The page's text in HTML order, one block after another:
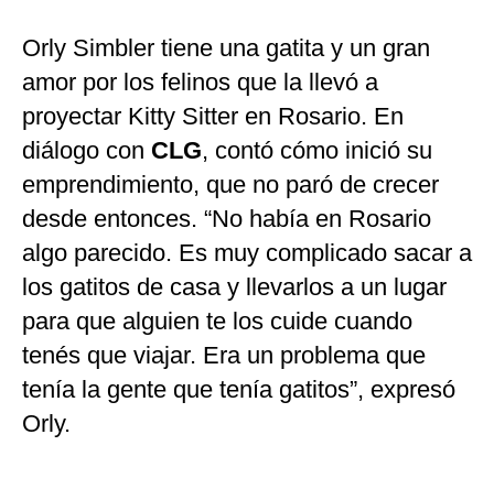
Orly Simbler tiene una gatita y un gran
amor por los felinos que la llevó a
proyectar Kitty Sitter en Rosario. En
diálogo con CLG, contó cómo inició su
emprendimiento, que no paró de crecer
desde entonces. “No había en Rosario
algo parecido. Es muy complicado sacar a
los gatitos de casa y llevarlos a un lugar
para que alguien te los cuide cuando
tenés que viajar. Era un problema que
tenía la gente que tenía gatitos”, expresó
Orly.